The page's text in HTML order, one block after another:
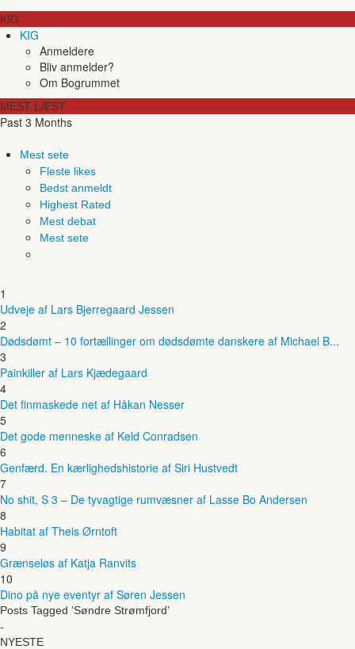
KIG
KIG
Anmeldere
Bliv anmelder?
Om Bogrummet
MEST LÆST
Past 3 Months
Mest sete
Fleste likes
Bedst anmeldt
Highest Rated
Mest debat
Mest sete
1
Udveje af Lars Bjerregaard Jessen
2
Dødsdømt – 10 fortællinger om dødsdømte danskere af Michael B...
3
Painkiller af Lars Kjædegaard
4
Det finmaskede net af Håkan Nesser
5
Det gode menneske af Keld Conradsen
6
Genfærd. En kærlighedshistorie af Siri Hustvedt
7
No shit, S 3 – De tyvagtige rumvæsner af Lasse Bo Andersen
8
Habitat af Theis Ørntoft
9
Grænseløs af Katja Ranvits
10
Dino på nye eventyr af Søren Jessen
Posts Tagged ‘Søndre Strømfjord’
-
NYESTE